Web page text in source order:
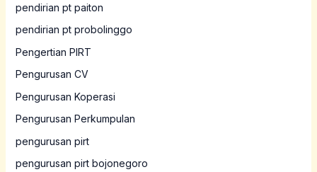
pendirian pt paiton
pendirian pt probolinggo
Pengertian PIRT
Pengurusan CV
Pengurusan Koperasi
Pengurusan Perkumpulan
pengurusan pirt
pengurusan pirt bojonegoro